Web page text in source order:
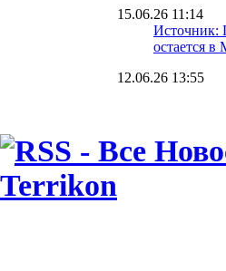
15.06.26 11:14
Источник:
остается в
12.06.26 13:55
11.06.26 19:20